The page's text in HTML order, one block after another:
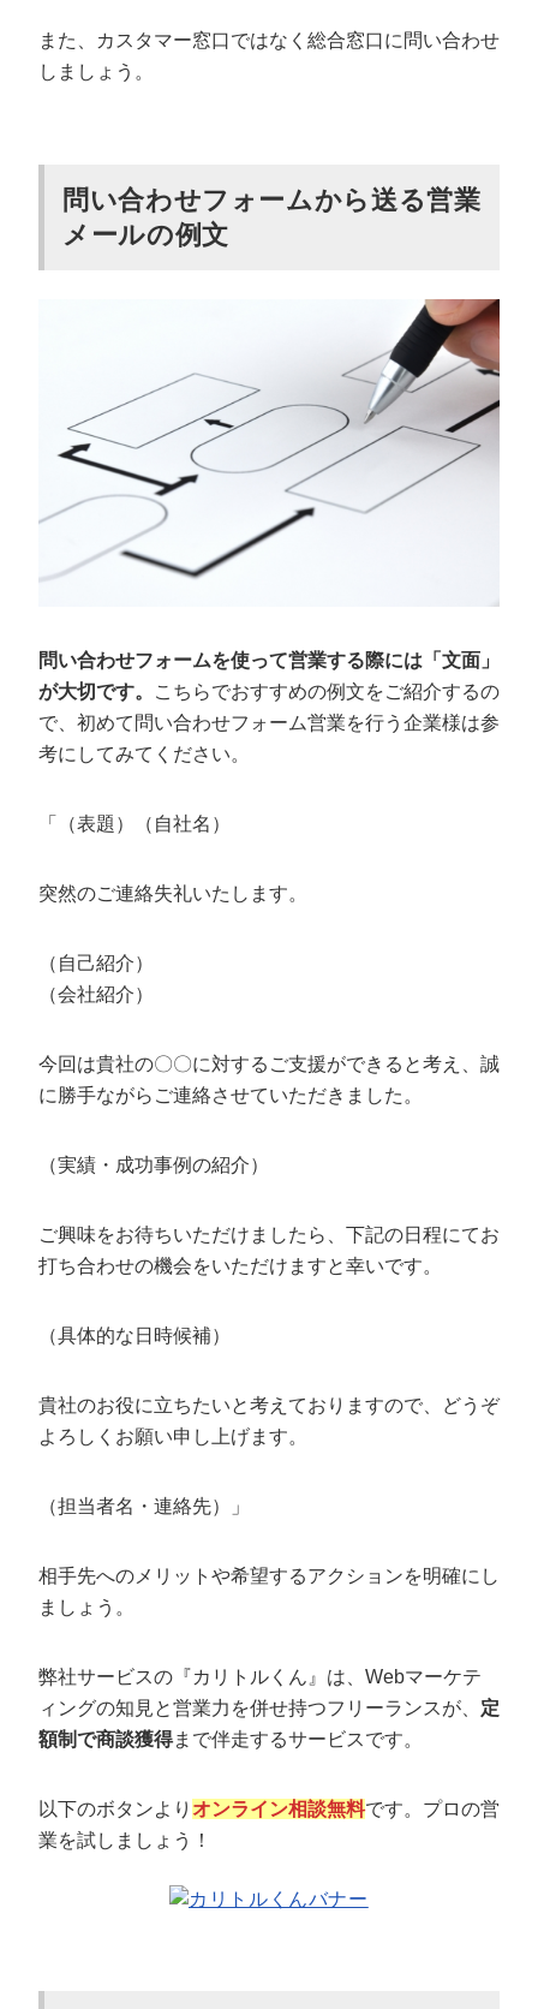
また、カスタマー窓口ではなく総合窓口に問い合わせ
しましょう。
問い合わせフォームから送る営業
メールの例文
問い合わせフォームを使って営業する際には「文面」
が大切です。
こちらでおすすめの例文をご紹介するの
で、初めて問い合わせフォーム営業を行う企業様は参
考にしてみてください。
「（表題）（自社名）
突然のご連絡失礼いたします。
（自己紹介）
（会社紹介）
今回は貴社の〇〇に対するご支援ができると考え、誠
に勝手ながらご連絡させていただきました。
（実績・成功事例の紹介）
ご興味をお待ちいただけましたら、下記の日程にてお
打ち合わせの機会をいただけますと幸いです。
（具体的な日時候補）
貴社のお役に立ちたいと考えておりますので、どうぞ
よろしくお願い申し上げます。
（担当者名・連絡先）」
相手先へのメリットや希望するアクションを明確にし
ましょう。
弊社サービスの『カリトルくん』は、Webマーケテ
ィングの知見と営業力を併せ持つフリーランスが、 定
額制で商談獲得まで伴走するサービスです。
以下のボタンより オンライン相談無料です。プロの営
業を試しましょう！